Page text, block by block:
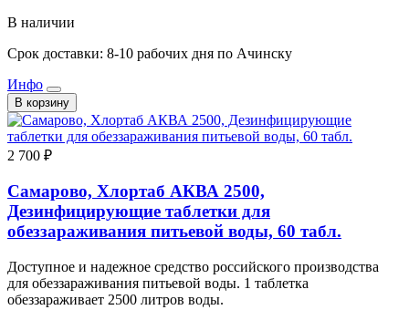
В наличии
Срок доставки: 8-10 рабочих дня по Ачинску
Инфо
В корзину
2 700 ₽
Самарово, Хлортаб АКВА 2500,
Дезинфицирующие таблетки для
обеззараживания питьевой воды, 60 табл.
Доступное и надежное средство российского производства
для обеззараживания питьевой воды. 1 таблетка
обеззараживает 2500 литров воды.